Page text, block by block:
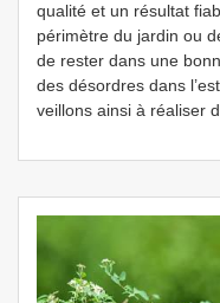
qualité et un résultat
périmètre du jardin ou
de rester dans une
des désordres dans
veillons ainsi à réaliser